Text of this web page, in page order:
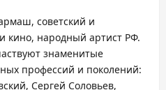
советский и
кино, народный артист РФ.
знаменитые
профессий и поколений:
Сергей Соловьев,